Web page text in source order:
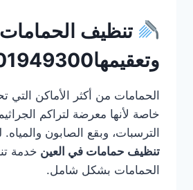
تنظيف الحمامات
وتعقيمها0501949300
الحمامات من أكثر الأماكن التي
خاصة لأنها معرضة لتراكم
الترسبات، وبقع الصابون والمياه.
تنظيف حمامات في العين خدمة
الحمامات بشكل شامل.